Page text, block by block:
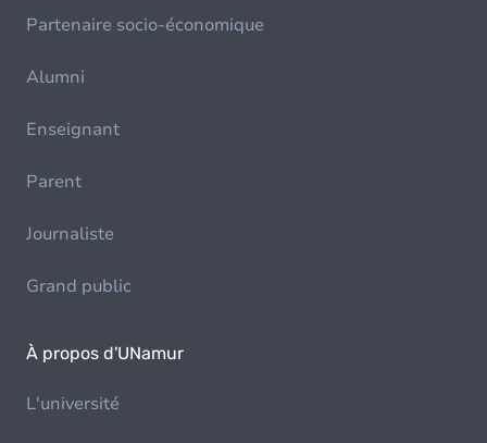
Partenaire socio-économique
Alumni
Enseignant
Parent
Journaliste
Grand public
À propos d'UNamur
L'université